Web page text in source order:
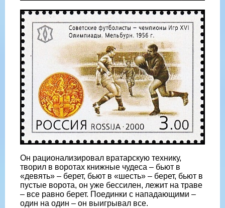
Он рационализировал вратарскую технику,
творил в воротах книжные чудеса – бьют в
«девять» – берет, бьют в «шесть» – берет, бьют в
пустые ворота, он уже бессилен, лежит на траве
– все равно берет. Поединки с нападающими –
один на один – он выигрывал все.